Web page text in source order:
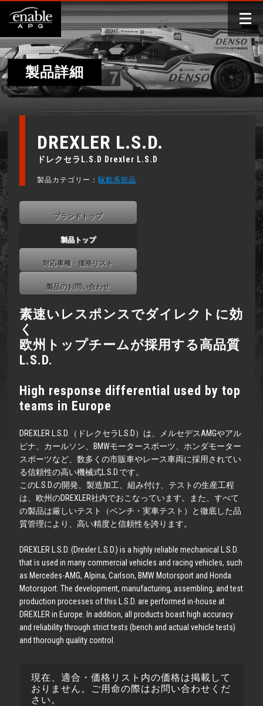
製品詳細
DREXLER L.S.D.
ドレクセラL.S.D Drexler L.S.D
製品カテゴリー：駆動系部品
ブランドトップ
製品トップ
対応車種・価格リスト
製品のお問い合わせ
素速いレスポンスでダイレクトに効
く
欧州トップチームが採用する高品質
L.S.D.
High response differential used by top
teams in Europe
DREXLER L.S.D.（ドレクセラL.S.D）は、メルセデスAMGやアル
ピナ、カールソン、BMWモータースポーツ、ホンダモーター
スポーツなど、数多くの市販車やレース車両に採用されてい
る信頼性の高い機械式L.S.D.です。
このL.S.D.の開発、製造加工、組み付け、テストの生産工程
は、欧州のDREXLER社内でおこなっています。また、すべて
の製品は厳しいテスト（ベンチ・実車テスト）と徹底した品
質管理により、高い精度と信頼性を誇ります。
DREXLER L.S.D. (Drexler L.S.D.) is a highly reliable mechanical L.S.D.
that is used in many commercial vehicles and racing vehicles, such
as Mercedes-AMG, Alpina, Carlson, BMW Motorsport and Honda
Motorsport. The development, manufacturing, assembling, and test
production processes of this L.S.D. are performed in-house at
DREXLER in Europe. In addition, all products boast high accuracy
and reliability through strict tests (bench and actual vehicle tests)
and thorough quality control.
現在、適合・価格リスト内の価格は掲載して
おりません。ご用命の際はお問い合わせくだ
さい。